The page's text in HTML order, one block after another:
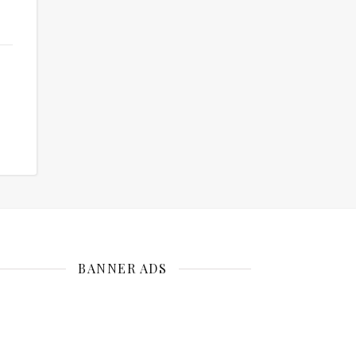
BANNER ADS